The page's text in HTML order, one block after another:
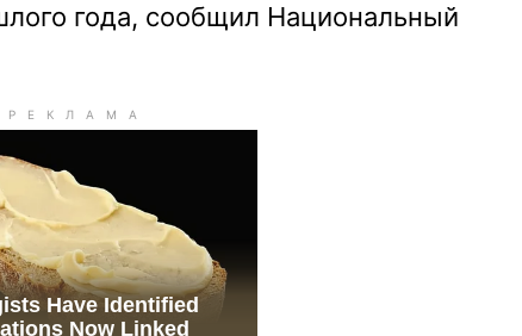
года, сообщил Национальный